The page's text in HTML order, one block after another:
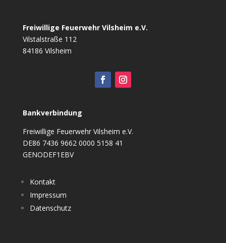
Freiwillige Feuerwehr Vilsheim e.V.
Vilstalstraße 112
84186 Vilsheim
Bankverbindung
Freiwillige Feuerwehr Vilsheim e.V.
DE86 7436 9662 0000 5158 41
GENODEF1EBV
Kontakt
Impressum
Datenschutz